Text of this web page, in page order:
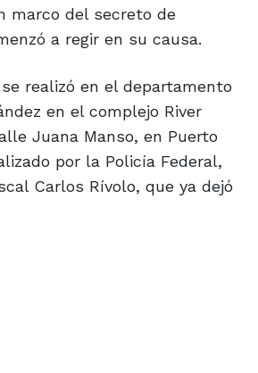
marco del secreto de
a regir en su causa.
realizó en el departamento
en el complejo River
Juana Manso, en Puerto
por la Policía Federal,
Carlos Rívolo, que ya dejó